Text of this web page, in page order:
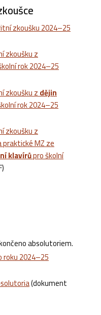
zkoušku 2024–25
zkoušku z
rok 2024–25
zkoušku zdějin
rok 2024–25
zkoušku z
MZ ze
klavírůpro školní
absolutoriem.
roku 2024–25
(dokument